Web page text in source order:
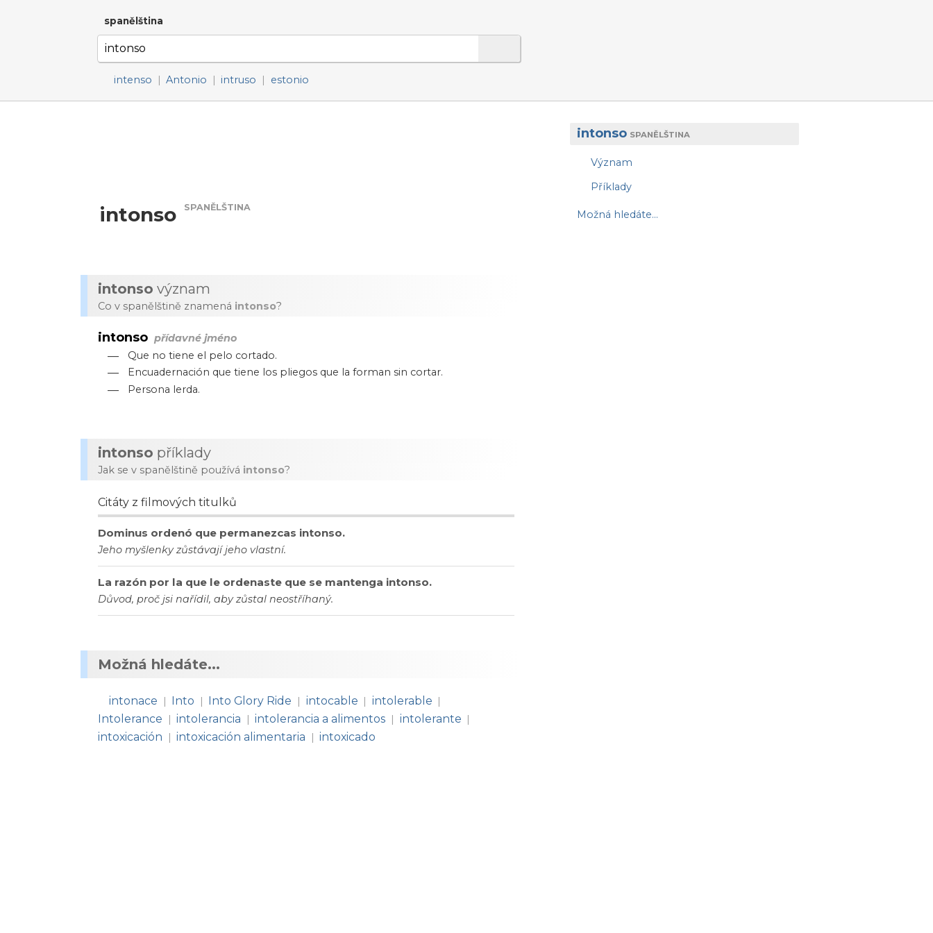
spanělština
intenso | Antonio | intruso | estonio
intonso SPANĚLŠTINA
Význam
Příklady
Možná hledáte...
intonso SPANĚLŠTINA
intonso význam
Co v spanělštině znamená intonso?
intonso přídavné jméno
— Que no tiene el pelo cortado.
— Encuadernación que tiene los pliegos que la forman sin cortar.
— Persona lerda.
intonso příklady
Jak se v spanělštině používá intonso?
Citáty z filmových titulků
Dominus ordenó que permanezcas intonso.
Jeho myšlenky zůstávají jeho vlastní.
La razón por la que le ordenaste que se mantenga intonso.
Důvod, proč jsi nařídil, aby zůstal neostříhaný.
Možná hledáte...
intonace | Into | Into Glory Ride | intocable | intolerable |
Intolerance | intolerancia | intolerancia a alimentos | intolerante |
intoxicación | intoxicación alimentaria | intoxicado